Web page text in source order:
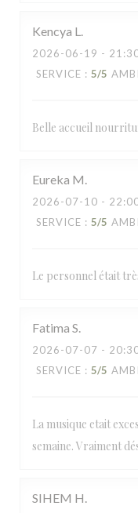
Kencya L
2026-06-19 -
SERVICE : 5/5
Belle accueil
Eureka M
2026-07-10 -
SERVICE : 5/5
Le personnel était
Fatima S
2026-07-07 -
SERVICE : 5/5
La musique etait
semaine. Vraiment
SIHEM H